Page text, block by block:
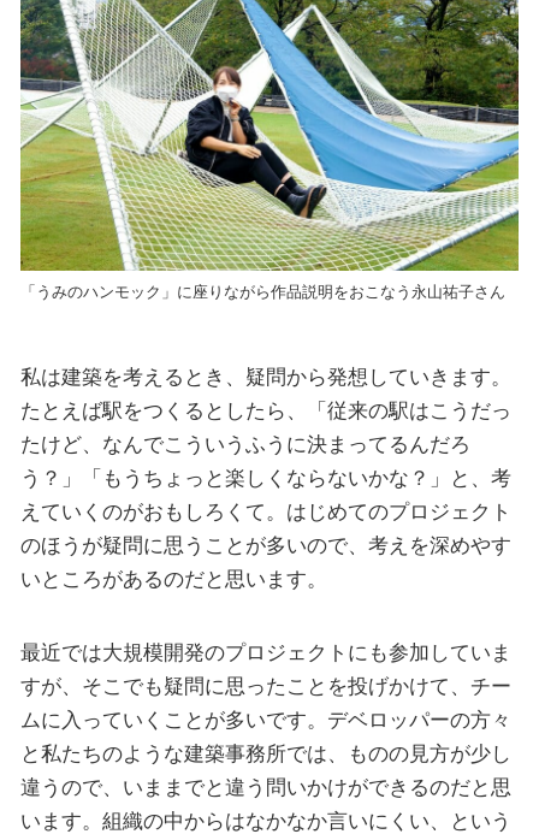
「うみのハンモック」に座りながら作品説明をおこなう永山祐子さん
私は建築を考えるとき、疑問から発想していきます。
たとえば駅をつくるとしたら、「従来の駅はこうだっ
たけど、なんでこういうふうに決まってるんだろ
う？」「もうちょっと楽しくならないかな？」と、考
えていくのがおもしろくて。はじめてのプロジェクト
のほうが疑問に思うことが多いので、考えを深めやす
いところがあるのだと思います。
最近では大規模開発のプロジェクトにも参加していま
すが、そこでも疑問に思ったことを投げかけて、チー
ムに入っていくことが多いです。デベロッパーの方々
と私たちのような建築事務所では、ものの見方が少し
違うので、いままでと違う問いかけができるのだと思
います。組織の中からはなかなか言いにくい、という